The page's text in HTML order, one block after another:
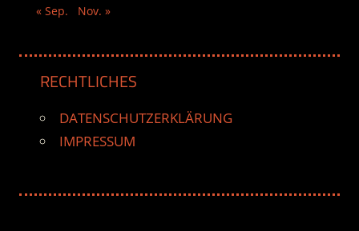
« Sep.
Nov. »
RECHTLICHES
DATENSCHUTZERKLÄRUNG
IMPRESSUM